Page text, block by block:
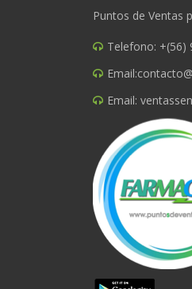
Puntos de Ventas
Telefono: +(56)
Email:
Email: